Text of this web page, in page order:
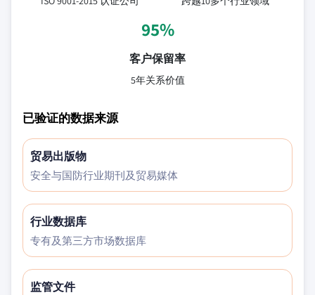
95%
客户保留率
5年关系价值
已验证的数据来源
贸易出版物
安全与国防行业期刊及贸易媒体
行业数据库
专有及第三方市场数据库
监管文件